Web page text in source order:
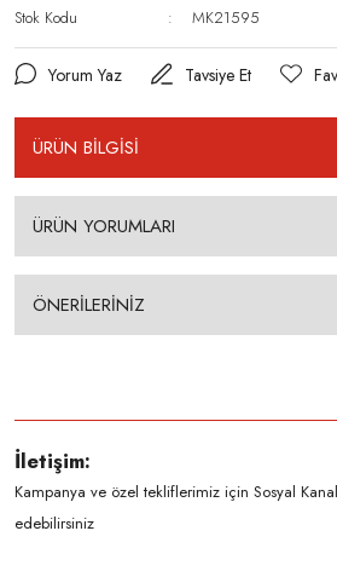
Stok Kodu
MK21595
Yorum Yaz Tavsiye Et
ÜRÜN BİLGİSİ
ÜRÜN YORUMLARI
ÖNERİLERİNİZ
İletişim:
Kampanya ve özel tekliflerimiz için Sosyal
edebilirsiniz